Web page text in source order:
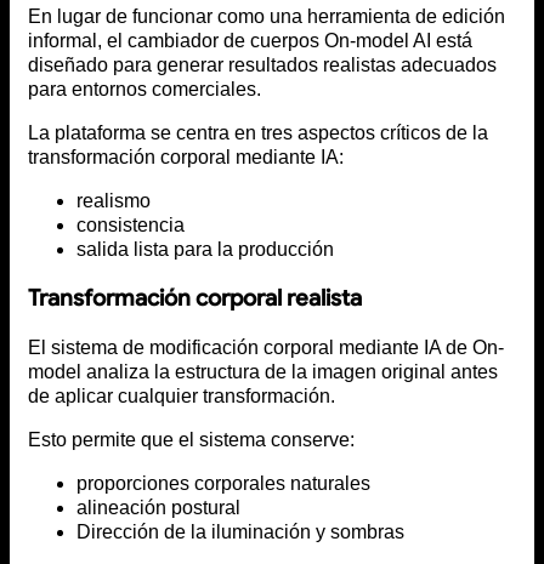
En lugar de funcionar como una herramienta de edición
informal, el cambiador de cuerpos On-model AI está
diseñado para generar resultados realistas adecuados
para entornos comerciales.
La plataforma se centra en tres aspectos críticos de la
transformación corporal mediante IA:
realismo
consistencia
salida lista para la producción
Transformación corporal realista
El sistema de modificación corporal mediante IA de On-
model analiza la estructura de la imagen original antes
de aplicar cualquier transformación.
Esto permite que el sistema conserve:
proporciones corporales naturales
alineación postural
Dirección de la iluminación y sombras